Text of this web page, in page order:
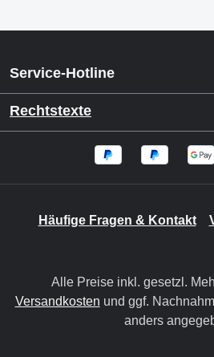
Service-Hotline
Rechtstexte
Häufige Fragen & Kontakt
Alle Preise inkl. gesetzl.
Versandkosten und ggf.
anders